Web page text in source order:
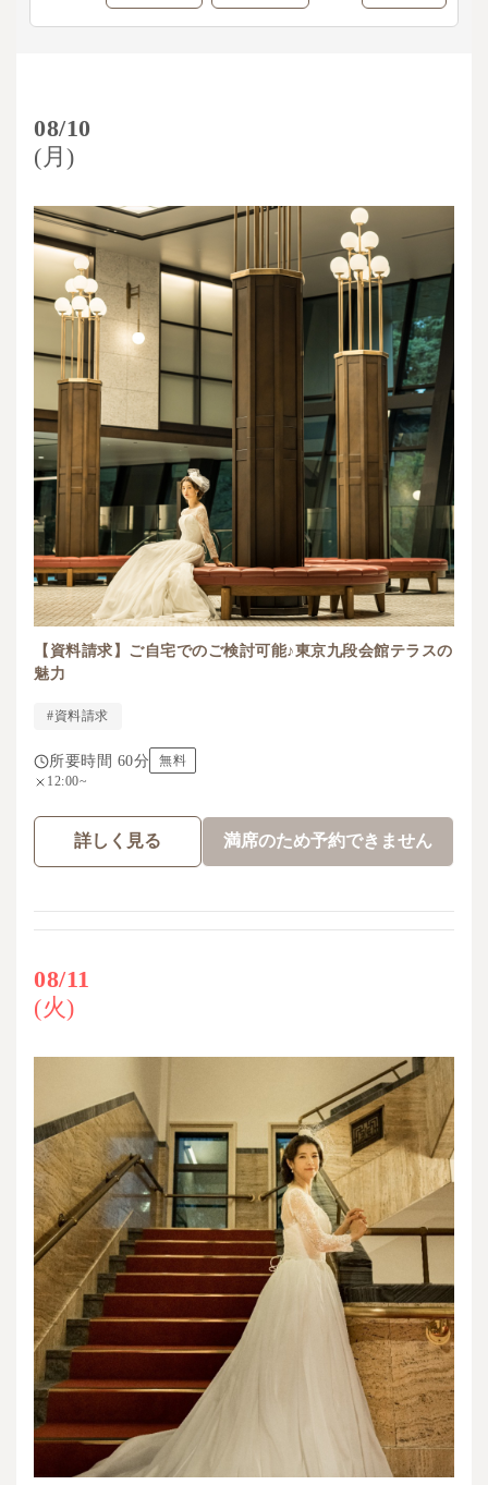
08/10
(月)
【資料請求】ご自宅でのご検討可能♪東京九段会館テラスの
魅力
#資料請求
所要時間 60分
無料
12:00~
詳しく見る 満席のため予約できません
08/11
(火)